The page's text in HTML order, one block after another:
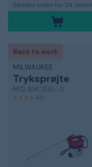
Sendes inden for 24 timer!
Back to work
MILWAUKEE
Tryksprøjte
M12 BHCS3L-0
4,0